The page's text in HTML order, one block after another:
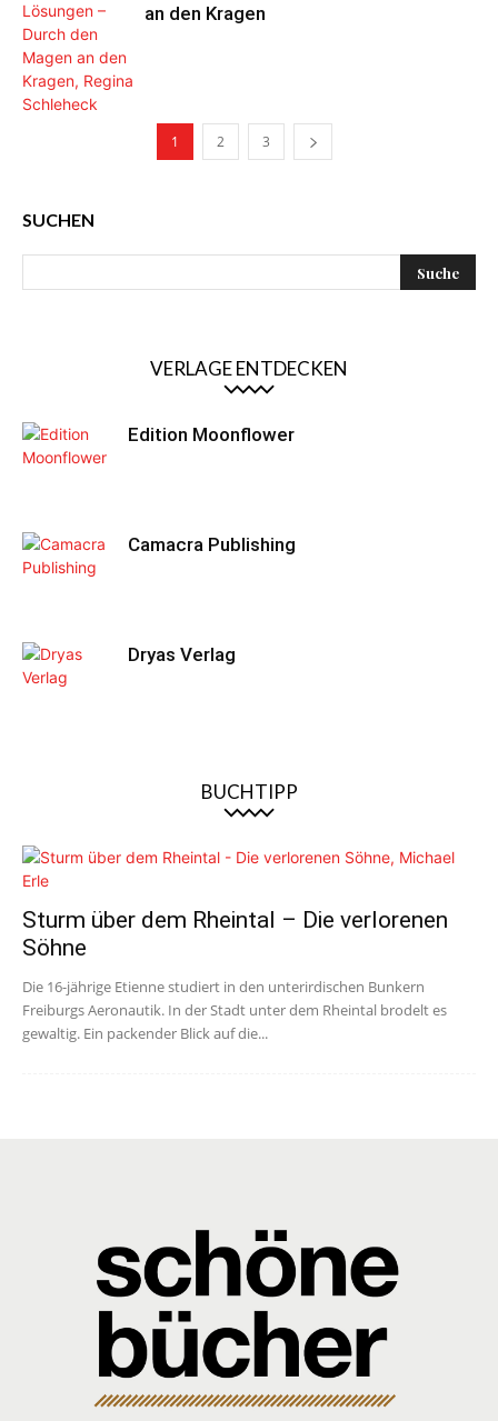
an den Kragen
1 2 3
SUCHEN
VERLAGE ENTDECKEN
Edition Moonflower
Camacra Publishing
Dryas Verlag
BUCHTIPP
Sturm über dem Rheintal – Die verlorenen
Söhne
Die 16-jährige Etienne studiert in den unterirdischen Bunkern
Freiburgs Aeronautik. In der Stadt unter dem Rheintal brodelt es
gewaltig. Ein packender Blick auf die...